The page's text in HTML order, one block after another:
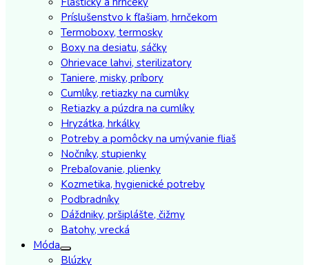
Príslušenstvo k fľašiam, hrnčekom
Termoboxy, termosky
Boxy na desiatu, sáčky
Ohrievace lahvi, sterilizatory
Taniere, misky, príbory
Cumlíky, retiazky na cumlíky
Retiazky a púzdra na cumlíky
Hryzátka, hrkálky
Potreby a pomôcky na umývanie fliaš
Nočníky, stupienky
Prebaľovanie, plienky
Kozmetika, hygienické potreby
Podbradníky
Dáždniky, pršiplášte, čižmy
Batohy, vrecká
Móda
Blúzky